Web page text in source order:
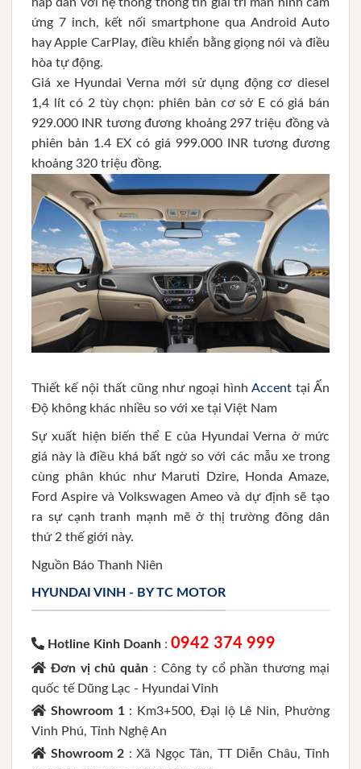
hấp dẫn với hệ thống thông tin giải trí màn hình cảm
ứng 7 inch, kết nối smartphone qua Android Auto
hay Apple CarPlay, điều khiển bằng giọng nói và điều
hòa tự động.
Giá xe Hyundai Verna mới sử dụng động cơ diesel
1,4 lít có 2 tùy chọn: phiên bản cơ sở E có giá bán
929.000 INR tương đương khoảng 297 triệu đồng và
phiên bản 1.4 EX có giá 999.000 INR tương đương
khoảng 320 triệu đồng.
Thiết kế nội thất cũng như ngoại hình Accent tại Ấn
Độ không khác nhiều so với xe tại Việt Nam
Sự xuất hiện biến thể E của Hyundai Verna ở mức
giá này là điều khá bất ngờ so với các mẫu xe trong
cùng phân khúc như Maruti Dzire, Honda Amaze,
Ford Aspire và Volkswagen Ameo và dự định sẽ tạo
ra sự cạnh tranh mạnh mẽ ở thị trường đông dân
thứ 2 thế giới này.
Nguồn Báo Thanh Niên
HYUNDAI VINH - BY TC MOTOR
Hotline Kinh Doanh : 0942 374 999
Đơn vị chủ quản : Công ty cổ phần thương mại
quốc tế Dũng Lạc - Hyundai Vinh
Showroom 1 : Km3+500, Đại lộ Lê Nin, Phường
Vinh Phú, Tỉnh Nghệ An
Showroom 2 : Xã Ngọc Tân, TT Diễn Châu, Tỉnh